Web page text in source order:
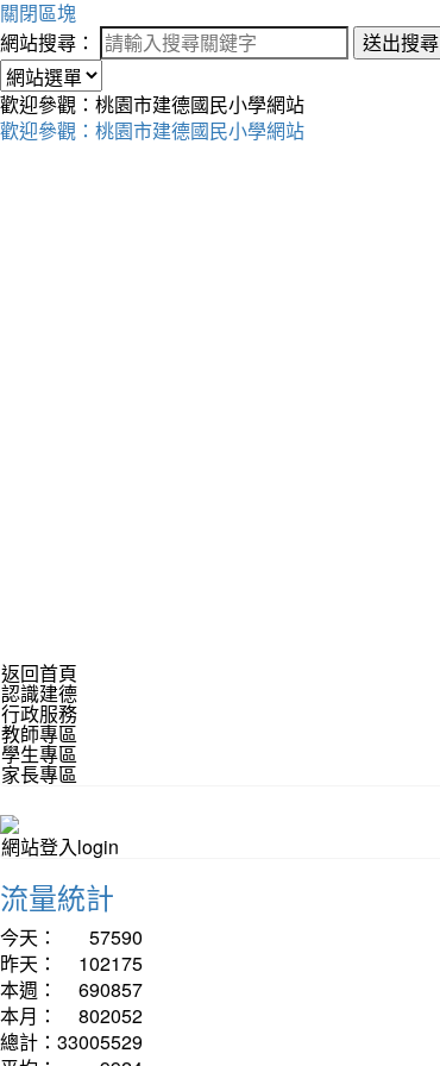
關閉區塊
網站搜尋：
送出搜尋
歡迎參觀：桃園市建德國民小學網站
歡迎參觀：桃園市建德國民小學網站
返回首頁
認識建德
行政服務
教師專區
學生專區
家長專區
網站登入login
流量統計
今天：
57590
昨天：
102175
本週：
690857
本月：
802052
總計： 33005529